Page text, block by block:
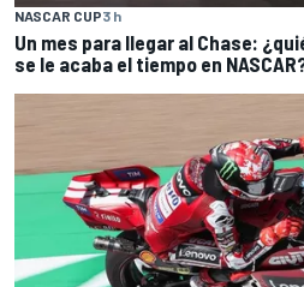
NASCAR CUP3 h
Un mes para llegar al Chase:
se le acaba el tiempo en